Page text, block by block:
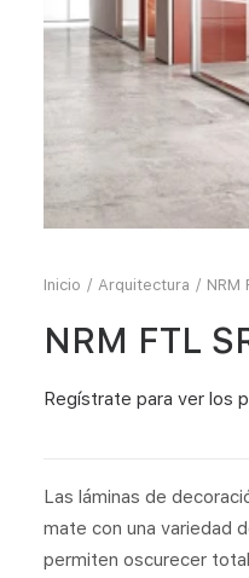
MI
Inicio Arquitectura NRM
NRM FTL
Regístrate para ver los
Las láminas de
mate con una variedad
permiten oscurecer